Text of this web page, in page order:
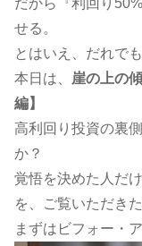
だから『利回り
せる。
とはいえ、だれで
本日は、
崖の上の
編】
高利回り投資の裏
か？
覚悟を決めた人だ
を、ご覧いただきた
まずはビフォー・